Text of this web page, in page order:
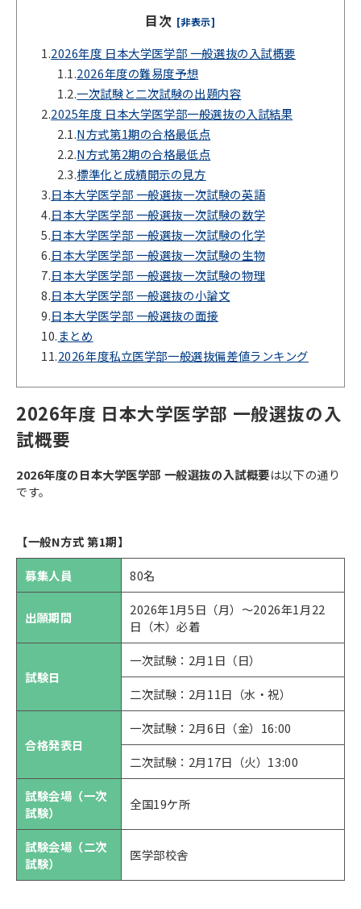
目次 [非表示]
1.2026年度 日本大学医学部 一般選抜の入試概要
1.1.2026年度の難易度予想
1.2.一次試験と二次試験の出題内容
2.2025年度 日本大学医学部一般選抜の入試結果
2.1.N方式第1期の合格最低点
2.2.N方式第2期の合格最低点
2.3.標準化と成績開示の見方
3.日本大学医学部 一般選抜一次試験の英語
4.日本大学医学部 一般選抜一次試験の数学
5.日本大学医学部 一般選抜一次試験の化学
6.日本大学医学部 一般選抜一次試験の生物
7.日本大学医学部 一般選抜一次試験の物理
8.日本大学医学部 一般選抜の小論文
9.日本大学医学部 一般選抜の面接
10.まとめ
11.2026年度私立医学部一般選抜偏差値ランキング
2026年度 日本大学医学部 一般選抜の入
試概要
2026年度の日本大学医学部 一般選抜の入試概要は以下の通り
です。
【一般N方式 第1期】
募集人員
80名
出願期間
2026年1月5日（月）～2026年1月22
日（木）必着
試験日
一次試験：2月1日（日）
二次試験：2月11日（水・祝）
合格発表日
一次試験：2月6日（金）16:00
二次試験：2月17日（火）13:00
試験会場（一次
試験）
全国19ケ所
試験会場（二次
試験）
医学部校舎